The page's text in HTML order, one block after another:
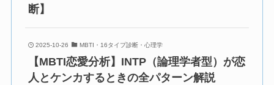
断】
2025-10-26 MBTI・16タイプ診断・心理学
【MBTI恋愛分析】INTP（論理学者型）が恋
人とケンカするときの全パターン解説